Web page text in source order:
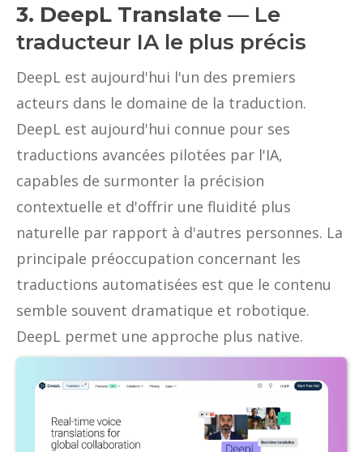
3. DeepL Translate — Le
traducteur IA le plus précis
DeepL est aujourd'hui l'un des premiers
acteurs dans le domaine de la traduction.
DeepL est aujourd'hui connue pour ses
traductions avancées pilotées par l'IA,
capables de surmonter la précision
contextuelle et d'offrir une fluidité plus
naturelle par rapport à d'autres personnes. La
principale préoccupation concernant les
traductions automatisées est que le contenu
semble souvent dramatique et robotique.
DeepL permet une approche plus native.